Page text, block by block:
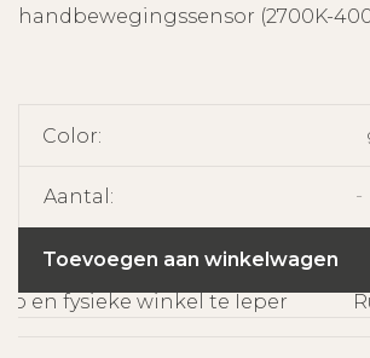
handbewegingssensor (2700K-
Color:
Aantal: -
Toevoegen aan winkelwagen
en fysieke winkel te Ieper